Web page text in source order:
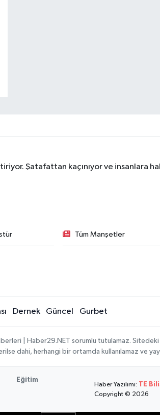
Şatafattan kaçınıyor ve insanlara
Tüm Manşetler
Dernek Güncel Gurbet
| Haber29.NET sorumlu tutulamaz.
dahi, herhangi bir ortamda kullanılamaz ve
Eğitim
Haber Yazılımı: TE
Copyright © 2026